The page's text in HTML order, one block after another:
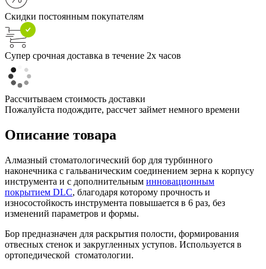
Скидки постоянным покупателям
Супер срочная доставка в течение 2х часов
Рассчитываем стоимость доставки
Пожалуйста подождите, рассчет займет немного времени
Описание товара
Алмазный стоматологический бор для турбинного
наконечника с гальваническим соединением зерна к корпусу
инструмента и с дополнительным инновационным
покрытием DLC, благодаря которому прочность и
износостойкость инструмента повышается в 6 раз, без
изменений параметров и формы.
Бор предназначен для раскрытия полости, формирования
отвесных стенок и закругленных уступов. Используется в
ортопедической стоматологии.